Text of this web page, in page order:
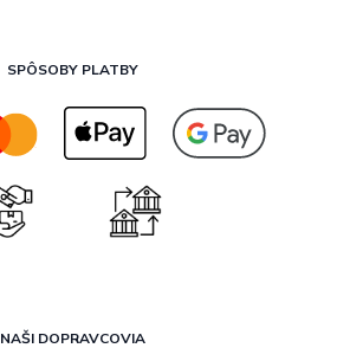
SPÔSOBY PLATBY
NAŠI DOPRAVCOVIA